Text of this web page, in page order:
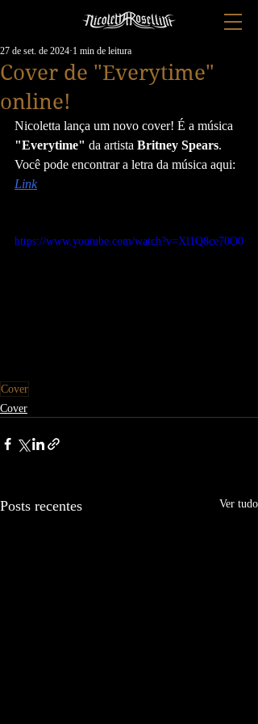
Cover de "Everytime"
online!
27 de set. de 2024 1 min de leitura
Nicoletta lança um novo cover! É a música
"Everytime" da artista Britney Spears.
Você pode encontrar a letra da música aqui:
Link
https://www.youtube.com/watch?v=Xl1Q8ce70O0
Cover
Cover
Posts recentes Ver tudo